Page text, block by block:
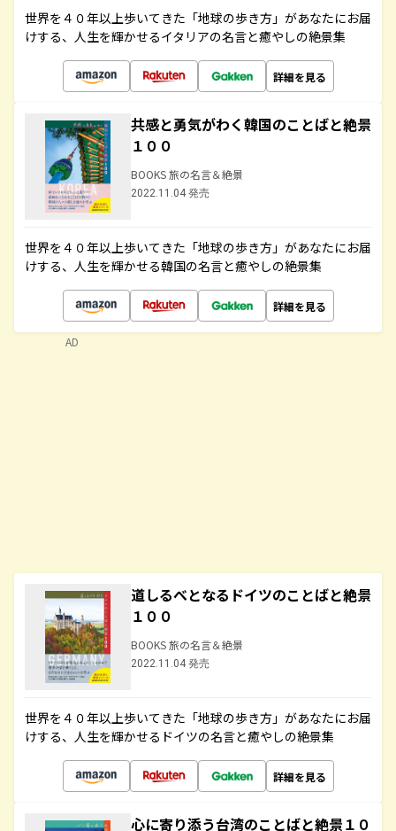
世界を４０年以上歩いてきた「地球の歩き方」があなたにお届
けする、人生を輝かせるイタリアの名言と癒やしの絶景集
詳細を見る
共感と勇気がわく韓国のことばと絶景
１００
BOOKS 旅の名言＆絶景
2022.11.04 発売
世界を４０年以上歩いてきた「地球の歩き方」があなたにお届
けする、人生を輝かせる韓国の名言と癒やしの絶景集
詳細を見る
道しるべとなるドイツのことばと絶景
１００
BOOKS 旅の名言＆絶景
2022.11.04 発売
世界を４０年以上歩いてきた「地球の歩き方」があなたにお届
けする、人生を輝かせるドイツの名言と癒やしの絶景集
詳細を見る
心に寄り添う台湾のことばと絶景１０
AD